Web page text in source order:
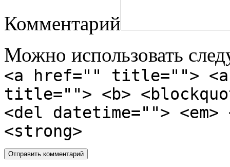
Комментарий
Можно использовать
<a href="" title="">
title=""> <b>
<del datetime="">
<strong>